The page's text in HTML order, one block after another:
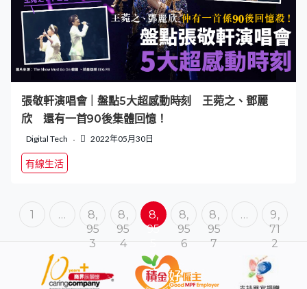
張敬軒演唱會｜盤點5大超感動時刻 王菀之、鄧麗
欣 還有一首90後集體回憶！￼
Digital Tech 2022年05月30日
有線生活
1 …
8,
95
3
8,
95
4
8,
95
8,
95
6
8,
95
7
…
9,
71
2